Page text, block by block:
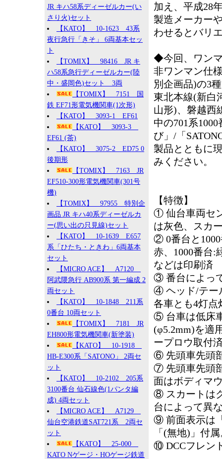
JR キハ58系ディーゼルカー(い
さり火)セット
【KATO】 10-1623 43系
夜行急行「きそ」 6両基本セッ
ト
【TOMIX】 98416 JR キ
ハ58系急行ディーゼルカー(陸
中・盛岡色)セット 3両
【TOMIX】 7151 国
鉄 EF71形電気機関車(1次形)
【KATO】 3093-1 EF61
【KATO】 3093-3
EF61 (茶)
【KATO】 3075-2 ED75 0
後期形
【TOMIX】 7163 JR
EF510-300形電気機関車(301号
機)
【TOMIX】 97955 特別企
画品 JR キハ40系ディーゼルカ
ー(思い出の只見線)セット
【KATO】 10-1639 E657
系「ひたち・ときわ」6両基本
セット
【MICRO ACE】 A7120
阿武隈急行 AB900系 第一編成 2
両セット
【KATO】 10-1848 211系
0番台 10両セット
【TOMIX】 7181 JR
EH800形電気機関車(新塗装)
【KATO】 10-1918
HB-E300系「SATONO」 2両セ
ット
【KATO】 10-2102 205系
3100番台 仙石線色(1パンタ編
成) 4両セット
【MICRO ACE】 A7129
仙台空港鉄道SAT721系 2両セ
ット
【KATO】 25-000
KATO Nゲージ・HOゲージ鉄道
加え、平成28
製造メーカー
わせるとバリ
◆今回、ワン
非ワンマン仕
別企画品)の3
東北本線(新白
山形)、磐越西
中の701系
び」/「
製品とともに
みください。
【特徴】
① 仙台車両セ
は灰色、スカ
② 0番台と
赤、1000番台:
などは印刷済
③ 番台によっ
④ ヘッド/テー
各車とも4灯点
⑤ 台車は低床
(φ5.2mm)を適
ープロウ取付
⑥ 先頭車先頭
⑦ 先頭車先頭
面はボディマ
⑧ スカートは
台によって異
⑨ 前面表示は
「(無地)」付
⑩ DCCフレン